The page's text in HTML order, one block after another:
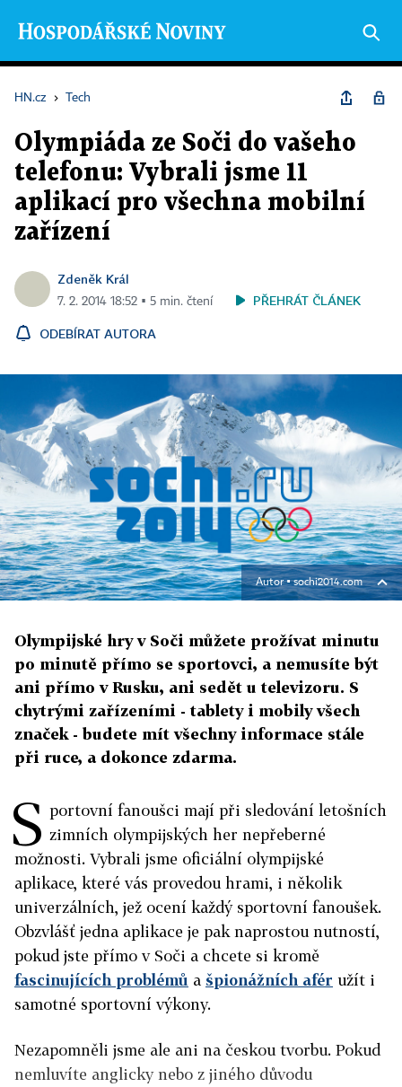
HN.cz › Tech
Olympiáda ze Soči do vašeho
telefonu: Vybrali jsme 11
aplikací pro všechna mobilní
zařízení
Zdeněk Král
7. 2. 2014 18:52 ▪ 5 min. čtení PŘEHRÁT ČLÁNEK
ODEBÍRAT AUTORA
Autor ▪sochi2014.com
Olympijské hry v Soči můžete prožívat minutu
po minutě přímo se sportovci, a nemusíte být
ani přímo v Rusku, ani sedět u televizoru. S
chytrými zařízeními - tablety i mobily všech
značek - budete mít všechny informace stále
při ruce, a dokonce zdarma.
S portovní fanoušci mají při sledování letošních
zimních olympijských her nepřeberné
možnosti. Vybrali jsme oficiální olympijské
aplikace, které vás provedou hrami, i několik
univerzálních, jež ocení každý sportovní fanoušek.
Obzvlášť jedna aplikace je pak naprostou nutností,
pokud jste přímo v Soči a chcete si kromě
fascinujících problémů a špionážních afér užít i
samotné sportovní výkony.
Nezapomněli jsme ale ani na českou tvorbu. Pokud
nemluvíte anglicky nebo z jiného důvodu